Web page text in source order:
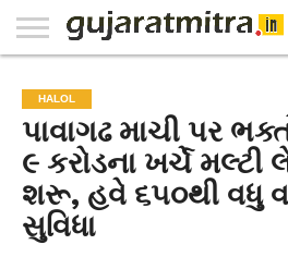
PAPER
NATIONAL
WORLD
BUSINESS
SPORTS
GUJARAT
OPINION
MORE
HALOL
પાવાગઢ માચી પર
૯ કરોડના ખર્ચે મલ્ટી
શરૂ, હવે ૬૫૦થી વધુ
સુવિધા